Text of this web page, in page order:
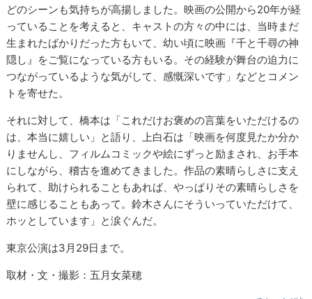
どのシーンも気持ちが高揚しました。映画の公開から20年が経
っていることを考えると、キャストの方々の中には、当時まだ
生まれたばかりだった方もいて、幼い頃に映画『千と千尋の神
隠し』をご覧になっている方もいる。その経験が舞台の迫力に
つながっているような気がして、感慨深いです」などとコメン
トを寄せた。
それに対して、橋本は「これだけお褒めの言葉をいただけるの
は、本当に嬉しい」と語り、上白石は「映画を何度見たか分か
りませんし、フィルムコミックや絵にずっと励まされ、お手本
にしながら、稽古を進めてきました。作品の素晴らしさに支え
られて、助けられることもあれば、やっぱりその素晴らしさを
壁に感じることもあって。鈴木さんにそういっていただけて、
ホッとしています」と涙ぐんだ。
東京公演は3月29日まで。
取材・文・撮影：五月女菜穂